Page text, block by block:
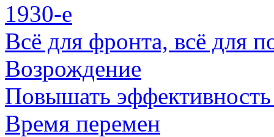
1930-е
Всё для фронта, всё для
Возрождение
Повышать эффективность
Время перемен